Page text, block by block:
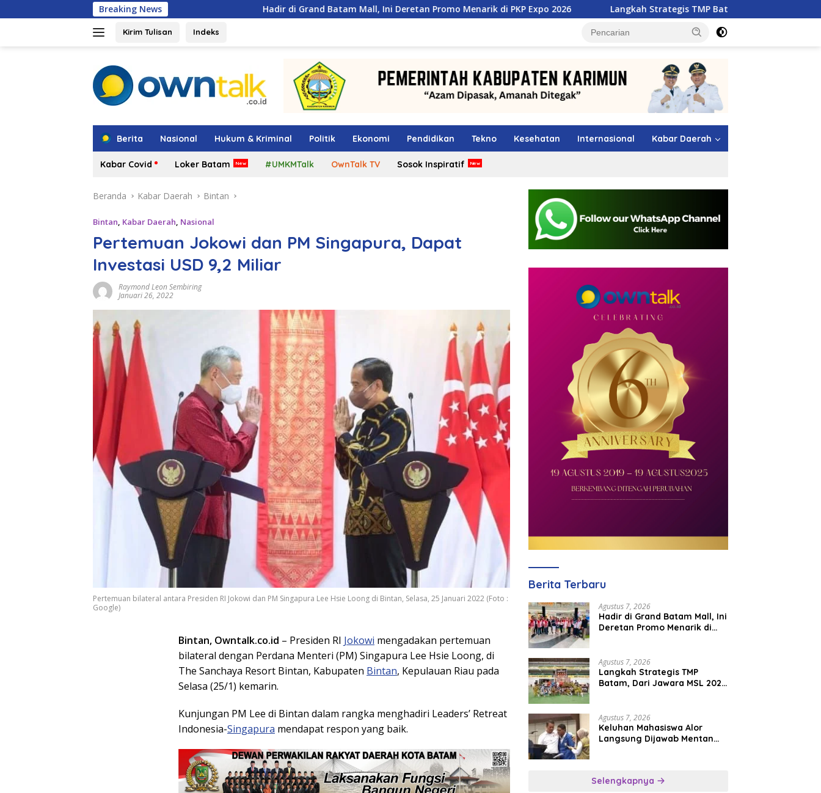
ke
Breaking News Hadir di Grand Batam Mall, Ini Deretan Promo Menarik di PKP Expo 2026 Langkah Strategis TMP Batam, Dari Jawara MSL 2026 Menuju
Kirim Tulisan Indeks
Berita Nasional Hukum & Kriminal Politik Ekonomi Pendidikan Tekno Kesehatan Internasional Kabar Daerah
Kabar Covid Loker Batam #UMKMTalk OwnTalk TV Sosok Inspiratif
Beranda Kabar Daerah Bintan
Bintan, Kabar Daerah, Nasional
Pertemuan Jokowi dan PM Singapura, Dapat
Investasi USD 9,2 Miliar
Raymond Leon Sembiring
Januari 26, 2022
Pertemuan bilateral antara Presiden RI Jokowi dan PM Singapura Lee Hsie Loong di Bintan, Selasa, 25 Januari 2022 (Foto :
Google)
Bintan, Owntalk.co.id – Presiden RI Jokowi mengadakan pertemuan
bilateral dengan Perdana Menteri (PM) Singapura Lee Hsie Loong, di
The Sanchaya Resort Bintan, Kabupaten Bintan, Kepulauan Riau pada
Selasa (25/1) kemarin.
Kunjungan PM Lee di Bintan dalam rangka menghadiri Leaders’ Retreat
Indonesia-Singapura mendapat respon yang baik.
Berita Terbaru
Agustus 7, 2026
Hadir di Grand Batam Mall, Ini
Deretan Promo Menarik di
Agustus 7, 2026
Langkah Strategis TMP
Batam, Dari Jawara MSL 2026
Agustus 7, 2026
Keluhan Mahasiswa Alor
Langsung Dijawab Mentan
Selengkapnya